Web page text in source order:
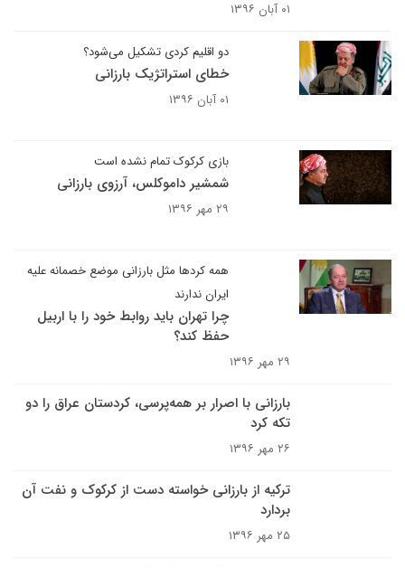
۰۱ آبان ۱۳۹۶
دو اقلیم کردی تشکیل می‌شود؟
خطای استراتژیک بارزانی
۰۱ آبان ۱۳۹۶
بازی کرکوک تمام نشده است
شمشیر داموکلس، آرزوی بارزانی
۲۹ مهر ۱۳۹۶
همه کردها مثل بارزانی موضع خصمانه علیه
ایران ندارند
چرا تهران باید روابط خود را با اربیل
حفظ کند؟
۲۹ مهر ۱۳۹۶
بارزانی با اصرار بر همه‌پرسی، کردستان عراق را دو
تکه کرد
۲۶ مهر ۱۳۹۶
ترکیه از بارزانی خواسته دست از کرکوک و نفت آن
بردارد
۲۵ مهر ۱۳۹۶